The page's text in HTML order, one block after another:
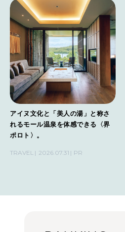
アイヌ文化と「美人の湯」と称さ
れるモール温泉を体感できる〈界
ポロト〉。
TRAVEL 2026.07.31 PR